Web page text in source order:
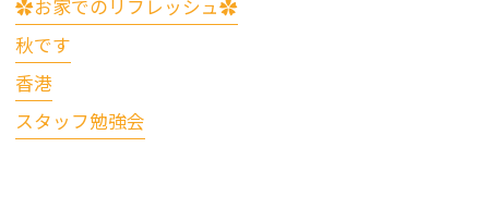
✿お家でのリフレッシュ✿
秋です
香港
スタッフ勉強会